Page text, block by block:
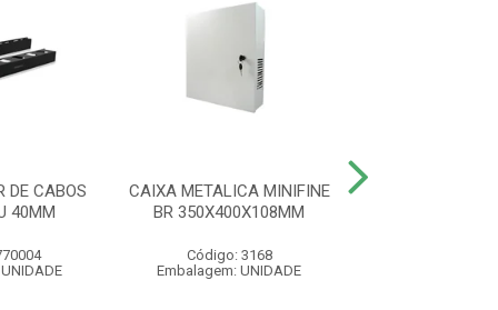
DE CABOS
40MM
CAIXA METALICA MINIFINE
BR 350X400X108MM
Código: 3168
Embalagem: UNIDADE